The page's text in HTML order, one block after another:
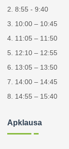
2. 8:55 - 9:40
3. 10:00 – 10:45
4. 11:05 – 11:50
5. 12:10 – 12:55
6. 13:05 – 13:50
7. 14:00 – 14:45
8. 14:55 – 15:40
Apklausa